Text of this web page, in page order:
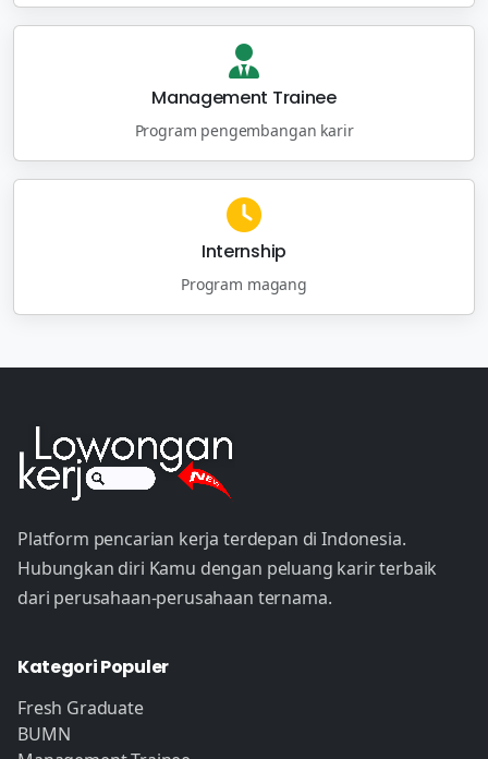
Management Trainee
Program pengembangan karir
Internship
Program magang
Platform pencarian kerja terdepan di Indonesia.
Hubungkan diri Kamu dengan peluang karir terbaik
dari perusahaan-perusahaan ternama.
Kategori Populer
Fresh Graduate
BUMN